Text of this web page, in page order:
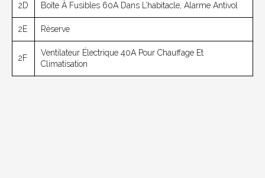
2D Boîte À Fusibles 60A Dans L’habitacle, Alarme Antivol
2E Réserve
2F
Ventilateur Électrique 40A Pour Chauffage Et
Climatisation